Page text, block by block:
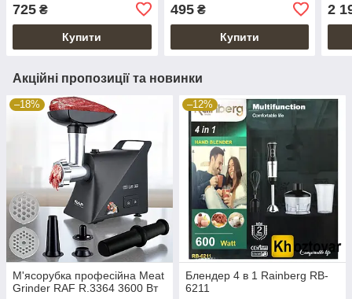
725 ₴
Купити
495₴
Купити
2
Акційні пропозиції та новинки
–18%
М'ясорубка професійна Meat
Grinder RAF R.3364 3600 Вт
–12%
Блендер 4 в 1 Rainberg RB-
6211